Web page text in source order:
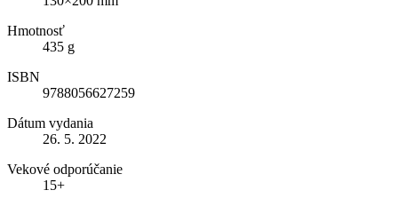
Hmotnosť
435 g
ISBN
9788056627259
Dátum vydania
26. 5. 2022
Vekové odporúčanie
15+